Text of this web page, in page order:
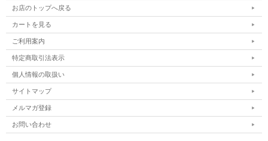
カラー：アッシュ,ブラック
サイズ： M, L
素材： コットン75%, ポリエステル25%
M 36cm 30cm 106m 77cm
L
※平置きでの採寸になります。サイズは物により若干の
お店のトップへ戻る
カートを見る
ご利用案内
特定商取引法表示
個人情報の取扱い
サイトマップ
メルマガ登録
お問い合わせ